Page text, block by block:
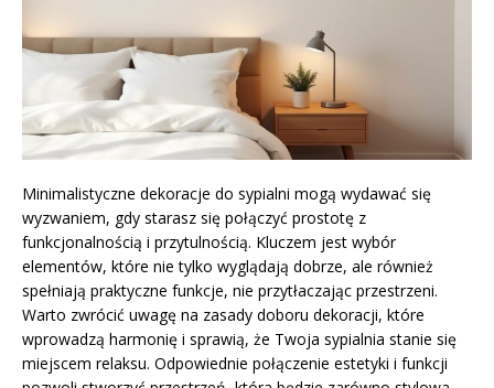
Minimalistyczne dekoracje do sypialni mogą wydawać się
wyzwaniem, gdy starasz się połączyć prostotę z
funkcjonalnością i przytulnością. Kluczem jest wybór
elementów, które nie tylko wyglądają dobrze, ale również
spełniają praktyczne funkcje, nie przytłaczając przestrzeni.
Warto zwrócić uwagę na zasady doboru dekoracji, które
wprowadzą harmonię i sprawią, że Twoja sypialnia stanie się
miejscem relaksu. Odpowiednie połączenie estetyki i funkcji